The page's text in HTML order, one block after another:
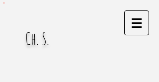
Ch. S.